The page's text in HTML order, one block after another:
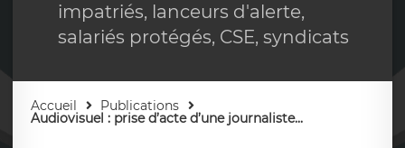
impatriés, lanceurs d'alerte,
salariés protégés, CSE, syndicats
Accueil Publications
Audiovisuel : prise d’acte d’une journaliste...